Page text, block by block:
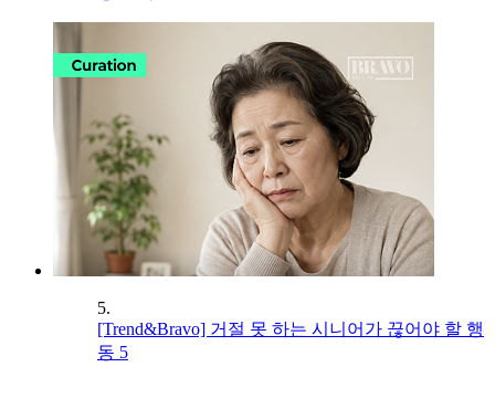
5.
[Trend&Bravo] 거절 못 하는 시니어가 끊어야 할 행
동 5